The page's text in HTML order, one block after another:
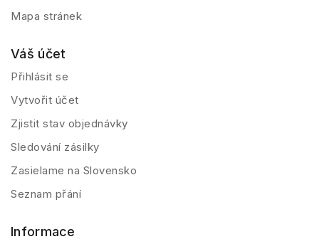
Mapa stránek
Váš účet
Přihlásit se
Vytvořit účet
Zjistit stav objednávky
Sledování zásilky
Zasielame na Slovensko
Seznam přání
Informace